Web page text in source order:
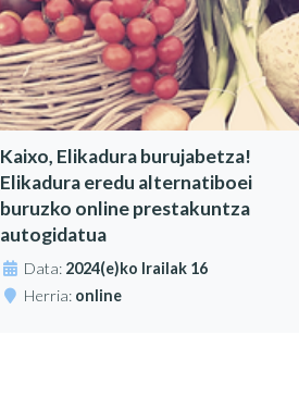
Kaixo, Elikadura burujabetza!
Elikadura eredu alternatiboei
buruzko online prestakuntza
autogidatua
Data: 2024(e)ko Irailak 16
Herria: online